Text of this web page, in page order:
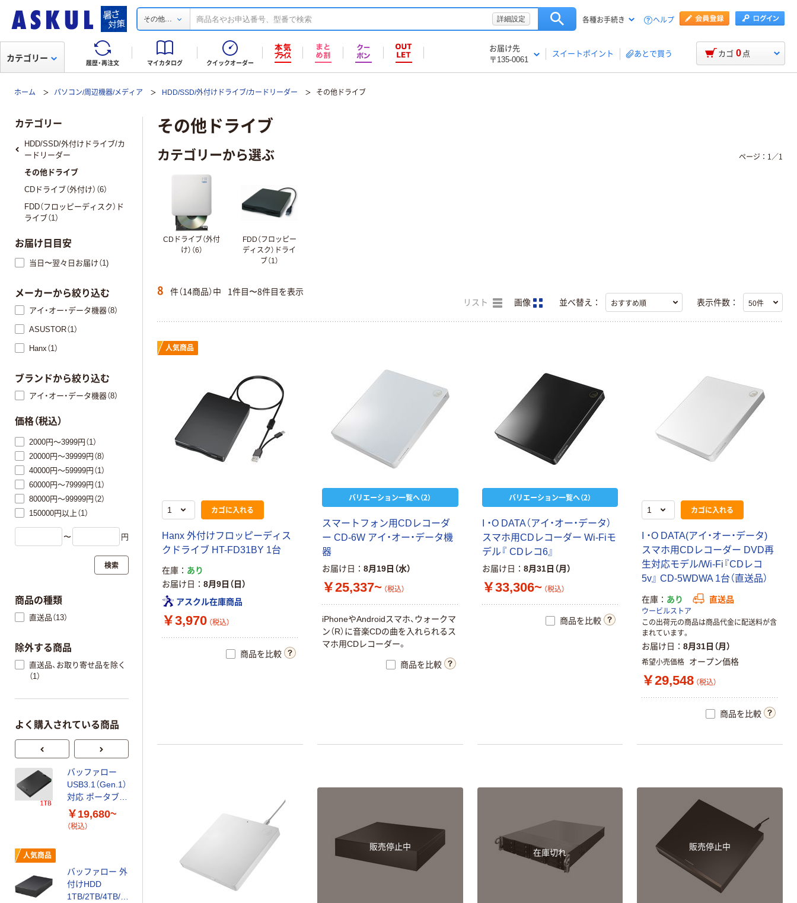
その他... 詳細設定 各種お手続き ヘルプ
履歴・再注文 マイカタログ クイックオーダー
お届け先
〒135-0061
スイートポイント あとで買う
カテゴリー カゴ 0 点
ホーム パソコン/周辺機器/メディア HDD/SSD/外付けドライブ/カードリーダー その他ドライブ
その他ドライブ
カテゴリーから選ぶ
CDドライブ（外付
け）（6）
FDD（フロッピー
ディスク）ドライ
ブ（1）
ページ： 1 ／1
8 件（14商品）中 1件目〜8件目を表示
リスト 画像 並べ替え： 表示件数：
人気商品
カゴに入れる
Hanx 外付けフロッピーディス
クドライブ HT-FD31BY 1台
在庫
あり
お届け日
8月9日（日）
アスクル在庫商品
￥3,970 （税込）
商品を比較
バリエーション一覧へ（2）
スマートフォン用CDレコーダ
ー CD-6W アイ・オー・データ機
器
お届け日 8月19日（水）
￥25,337~ （税込）
iPhoneやAndroidスマホ、ウォークマ
ン（R）に音楽CDの曲を入れられるス
マホ用CDレコーダー。
商品を比較
バリエーション一覧へ（2）
I ・O DATA（アイ・オー・データ）
スマホ用CDレコーダー Wi-Fiモ
デル『 CDレコ6』
お届け日 8月31日（月）
￥33,306~ （税込）
商品を比較
カゴに入れる
I ・O DATA(アイ・オー・データ)
スマホ用CDレコーダー DVD再
生対応モデル/Wi-Fi『CDレコ
5v』 CD-5WDWA 1台（直送品）
在庫 あり 直送品
ウービルストア
この出荷元の商品は商品代金に配送料が含
まれています。
お届け日 8月31日（月）
希望小売価格 オープン価格
￥29,548 （税込）
商品を比較
販売停止中
在庫切れ
販売停止中
カテゴリー
HDD/SSD/外付けドライブ/カ
ードリーダー
その他ドライブ
CDドライブ（外付け）（6）
FDD（フロッピーディスク）ド
ライブ（1）
お届け日目安
当日〜翌々日お届け（1)
メーカーから絞り込む
アイ・オー・データ機器（8）
ASUSTOR（1）
Hanx（1）
ブランドから絞り込む
アイ・オー・データ機器（8）
価格（税込）
2000円～3999円（1）
20000円～39999円（8）
40000円～59999円（1）
60000円～79999円（1）
80000円～99999円（2）
150000円以上（1）
〜 円
検索
商品の種類
直送品（13）
除外する商品
直送品、お取り寄せ品を除く
（1）
よく購入されている商品
バッファロー
USB3.1（Gen.1）
対応 ポータブル
HDD ブラック
￥19,680~
（税込）
人気商品
バッファロー 外
付けHDD
1TB/2TB/4TB/6
￥22,680~
アイ・オー・デー
タ機器 USB